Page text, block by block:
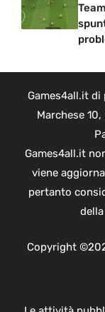
Games4all.it di
Marchese
Games4all.it
viene
pertanto
Copyright